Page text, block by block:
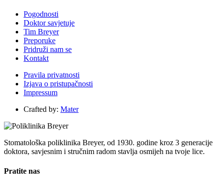
Pogodnosti
Doktor savjetuje
Tim Breyer
Preporuke
Pridruži nam se
Kontakt
Pravila privatnosti
Izjava o pristupačnosti
Impressum
Crafted by: Mater
Stomatološka poliklinika Breyer, od 1930. godine kroz 3 generacije
doktora, savjesnim i stručnim radom stavlja osmijeh na tvoje lice.
Pratite nas